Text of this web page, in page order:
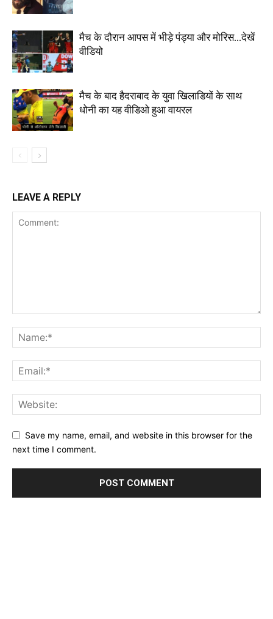
मैच के दौरान आपस में भीड़े पंड्या और मोरिस…देखें
वीडियो
मैच के बाद हैदराबाद के युवा खिलाडियों के साथ
धोनी का यह वीडिओ हुआ वायरल
LEAVE A REPLY
Save my name, email, and website in this browser for the
next time I comment.